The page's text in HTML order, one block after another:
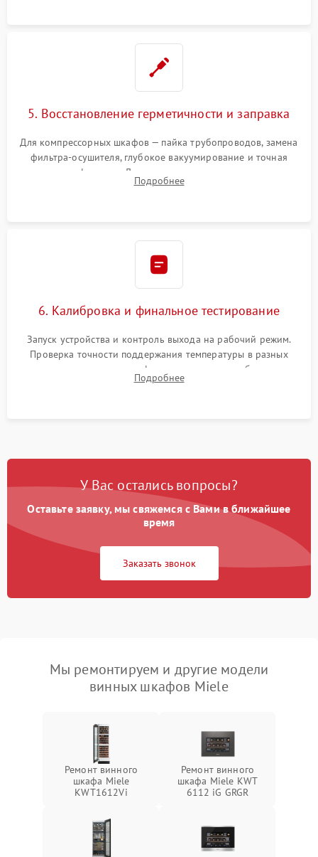
5. Восстановление герметичности и заправка
Для компрессорных шкафов — пайка трубопроводов, замена
фильтра-осушителя, глубокое вакуумирование и точная
заправка фреоном. Для термоэлектрических — замена
термопасты и герметизация охлаждающего блока.
Подробнее
6. Калибровка и финальное тестирование
Запуск устройства и контроль выхода на рабочий режим.
Проверка точности поддержания температуры в разных
климатических зонах шкафа, оценка уровня стабильности
влажности и полного отсутствия вибраций корпуса.
Подробнее
У Вас остались вопросы?
Оставьте заявку, мы свяжемся с Вами в ближайшее
время
Заказать звонок
Мы ремонтируем и другие модели
винных шкафов Miele
Ремонт винного
шкафа Miele
KWT1612Vi
Ремонт винного
шкафа Miele KWT
6112 iG GRGR